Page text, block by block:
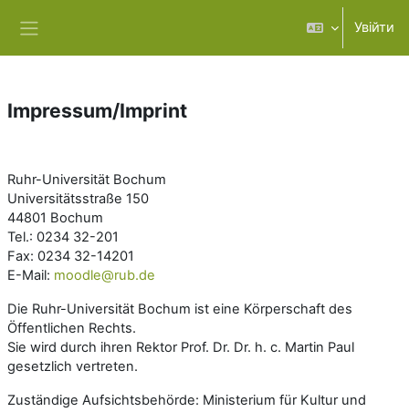
Увійти
Impressum/Imprint
Ruhr-Universität Bochum
Universitätsstraße 150
44801 Bochum
Tel.: 0234 32-201
Fax: 0234 32-14201
E-Mail: moodle@rub.de
Die Ruhr-Universität Bochum ist eine Körperschaft des
Öffentlichen Rechts.
Sie wird durch ihren Rektor Prof. Dr. Dr. h. c. Martin Paul
gesetzlich vertreten.
Zuständige Aufsichtsbehörde: Ministerium für Kultur und